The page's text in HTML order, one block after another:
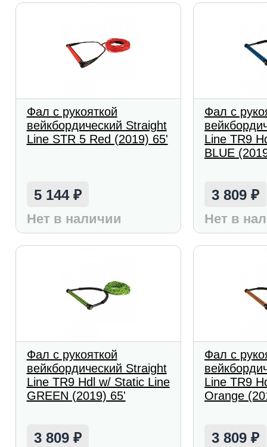
Фал с рукояткой
вейкбордический Straight
Line STR 5 Red (2019) 65'
5 144 ₽
Нет в наличии
Фал с
Line TR9
BLUE
3 809₽
Нет в
Фал с рукояткой
вейкбордический Straight
Line TR9 Hdl w/ Static Line
GREEN (2019) 65'
3 809 ₽
Фал с
Line TR9
Orange
3 809₽